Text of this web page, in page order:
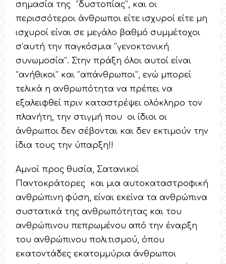
σημασία της ‘’δυστοπίας’’, και οι
περισσότεροι άνθρωποι είτε ισχυροί είτε μη
ισχυροί είναι σε μεγάλο βαθμό συμμέτοχοι
σ’αυτή την παγκόσμια ‘’γενοκτονική
συνωμοσία’’. Στην πράξη όλοι αυτοί είναι
‘’ανήθικοι’’ και ‘’απάνθρωποι’’, ενώ μπορεί
τελικά η ανθρωπότητα να πρέπει να
εξαλειφθεί πριν καταστρέψει ολόκληρο τον
πλανήτη, την στιγμή που οι ίδιοι οι
άνθρωποι δεν σέβονται και δεν εκτιμούν την
ίδια τους την ύπαρξη!!
Αμνοί προς θυσία, Σατανικοί
Παντοκράτορες και μια αυτοκαταστροφική
ανθρώπινη φύση, είναι εκείνα τα ανθρώπινα
συστατικά της ανθρωπότητας και του
ανθρώπινου πεπρωμένου από την έναρξη
του ανθρώπινου πολιτισμού, όπου
εκατοντάδες εκατομμύρια άνθρωποι